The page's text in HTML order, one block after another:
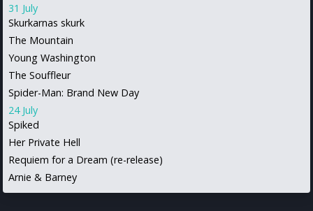
31 July
Skurkarnas skurk
The Mountain
Young Washington
The Souffleur
Spider-Man: Brand New Day
24 July
Spiked
Her Private Hell
Requiem for a Dream (re-release)
Arnie & Barney